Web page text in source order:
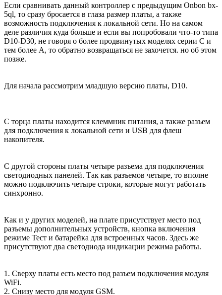
Если сравнивать данный контроллер с предыдущим Onbon bx-
5ql, то сразу бросается в глаза размер платы, а также
возможность подключения к локальной сети. Но на самом
деле различия куда больше и если вы попробовали что-то типа
D10-D30, не говоря о более продвинутых моделях серии С и
тем более А, то обратно возвращаться не захочется. но об этом
позже.
Для начала рассмотрим младшую версию платы, D10.
С торца платы находится клеммник питания, а также разъем
для подключения к локальной сети и USB для флеш
накопителя.
С другой стороны платы четыре разъема для подключения
светодиодных панелей. Так как разъемов четыре, то вполне
можно подключить четыре строки, которые могут работать
синхронно.
Как и у других моделей, на плате присутствует место под
разъемы дополнительных устройств, кнопка включения
режиме Тест и батарейка для встроенных часов. Здесь же
присутствуют два светодиода индикации режима работы.
1. Сверху платы есть место под разъем подключения модуля
WiFi.
2. Снизу место для модуля GSM.